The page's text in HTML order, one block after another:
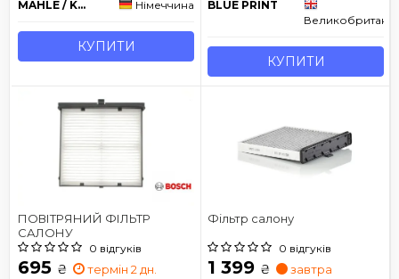
MAHLE / KNECHT Німеччина
КУПИТИ
BLUE PRINT
Великобританія
КУПИТИ
ПОВІТРЯНИЙ ФІЛЬТР
САЛОНУ
0 відгуків
695 ₴ термін 2 дн.
Фільтр салону
0 відгуків
1 399 ₴ завтра